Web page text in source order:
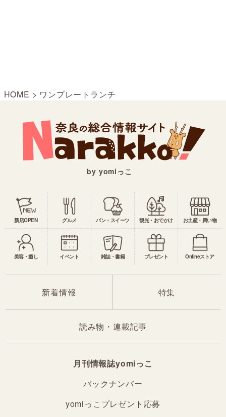
HOME > ワンプレートランチ
by yomiっこ
新店OPEN グルメ パン・スイーツ 観光・おでかけ お土産・買い物
美容・癒し イベント 雑誌・書籍 プレゼント Onlineストア
新着情報 特集
読み物・連載記事
月刊情報誌yomiっこ
バックナンバー
yomiっこプレゼント応募